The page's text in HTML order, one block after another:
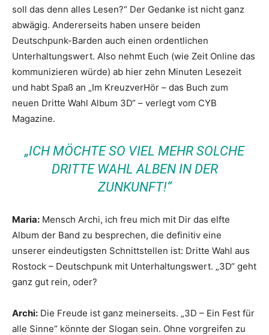
soll das denn alles Lesen?“ Der Gedanke ist nicht ganz
abwägig. Andererseits haben unsere beiden
Deutschpunk-Barden auch einen ordentlichen
Unterhaltungswert. Also nehmt Euch (wie Zeit Online das
kommunizieren würde) ab hier zehn Minuten Lesezeit
und habt Spaß an „Im KreuzverHör – das Buch zum
neuen Dritte Wahl Album 3D“ – verlegt vom CYB
Magazine.
„ICH MÖCHTE SO VIEL MEHR SOLCHE
DRITTE WAHL ALBEN IN DER
ZUNKUNFT!“
Maria: Mensch Archi, ich freu mich mit Dir das elfte
Album der Band zu besprechen, die definitiv eine
unserer eindeutigsten Schnittstellen ist: Dritte Wahl aus
Rostock – Deutschpunk mit Unterhaltungswert. „3D“ geht
ganz gut rein, oder?
Archi: Die Freude ist ganz meinerseits. „3D – Ein Fest für
alle Sinne“ könnte der Slogan sein. Ohne vorgreifen zu